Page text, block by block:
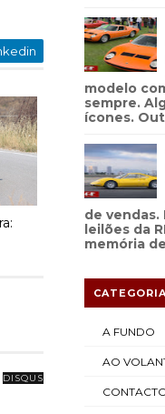
DISQUS
modelo
sempre.
ícones.
de vendas.
leilões da
memória
A FUNDO
AO